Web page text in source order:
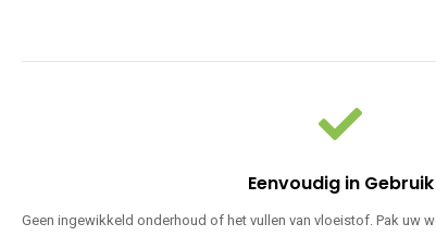
Eenvoudig in Gebruik
Geen ingewikkeld onderhoud of het vullen van vloeistof. Pak uw